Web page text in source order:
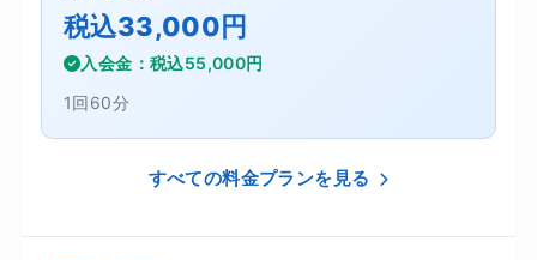
税込33,000円
入会金：税込55,000円
1回60分
すべての料金プランを見る